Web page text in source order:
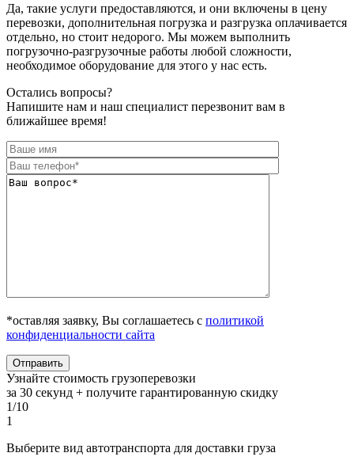
Да, такие услуги предоставляются, и они включены в цену
перевозки, дополнительная погрузка и разгрузка оплачивается
отдельно, но стоит недорого. Мы можем выполнить
погрузочно-разгрузочные работы любой сложности,
необходимое оборудование для этого у нас есть.
Остались вопросы?
Напишите нам и наш специалист перезвонит вам в
ближайшее время!
*оставляя заявку, Вы соглашаетесь с политикой
конфиденциальности сайта
Узнайте стоимость грузоперевозки
за 30 секунд + получите гарантированную скидку
1/10
1
Выберите вид автотранспорта для доставки груза